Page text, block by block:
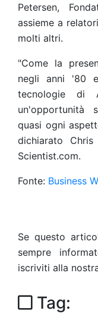
Petersen,
assieme a
molti altri.
"Come la
negli anni '80
tecnologie di
un'opportunità
quasi ogni
dichiarato
Scientist.com.
Fonte: Business
Se questo
sempre
iscriviti alla
Tag: